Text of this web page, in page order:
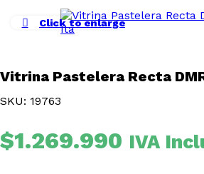
Click to enlarge
Vitrina Pastelera Recta
SKU: 19763
$1.269.990 IVA